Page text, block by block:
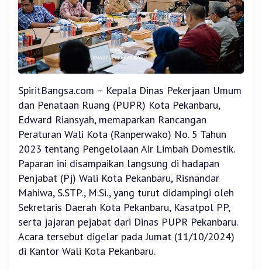
SpiritBangsa.com – Kepala Dinas Pekerjaan Umum
dan Penataan Ruang (PUPR) Kota Pekanbaru,
Edward Riansyah, memaparkan Rancangan
Peraturan Wali Kota (Ranperwako) No. 5 Tahun
2023 tentang Pengelolaan Air Limbah Domestik.
Paparan ini disampaikan langsung di hadapan
Penjabat (Pj) Wali Kota Pekanbaru, Risnandar
Mahiwa, S.STP., M.Si., yang turut didampingi oleh
Sekretaris Daerah Kota Pekanbaru, Kasatpol PP,
serta jajaran pejabat dari Dinas PUPR Pekanbaru.
Acara tersebut digelar pada Jumat (11/10/2024)
di Kantor Wali Kota Pekanbaru.